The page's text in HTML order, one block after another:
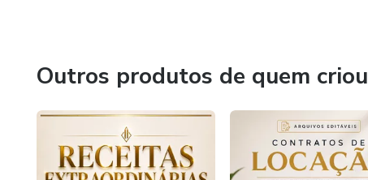
Outros produtos de quem